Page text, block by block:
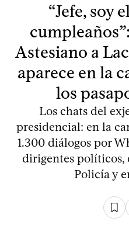
“Jefe, soy el
Astesiano a
aparece en la
los
Los chats del
presidencial: en la
1.300 diálogos por
dirigentes políticos,
Policía y